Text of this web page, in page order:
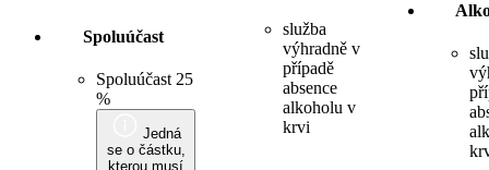
Spoluúčast
Spoluúčast 25
%
Jedná
se o částku,
kterou musí
služba
výhradně v
případě
absence
alkoholu v
krvi